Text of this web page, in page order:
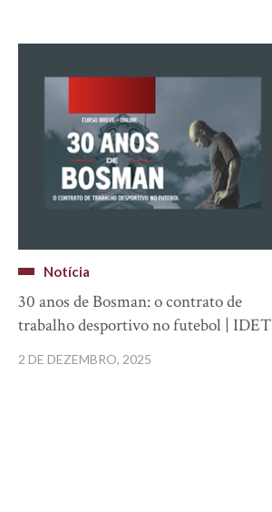
Notícia
30 anos de Bosman: o contrato de
trabalho desportivo no futebol | IDET
2 DE DEZEMBRO, 2025